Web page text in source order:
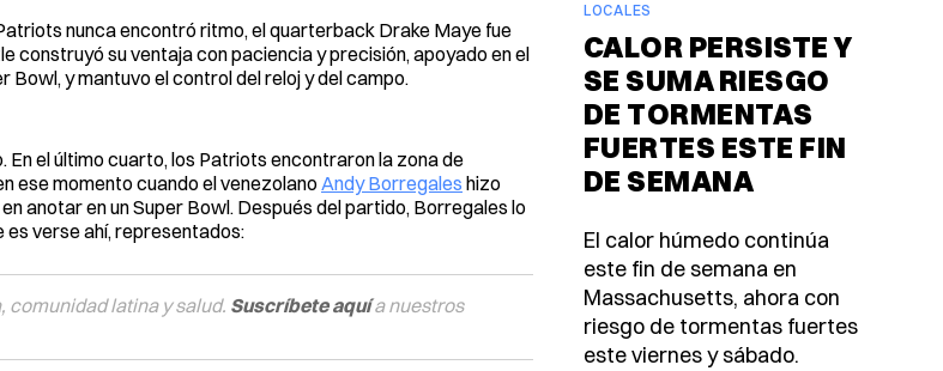
nunca encontró ritmo, el quarterback Drake Maye fue
construyó su ventaja con paciencia y precisión, apoyado en el
Bowl, y mantuvo el control del reloj y del campo.
el último cuarto, los Patriots encontraron la zona de
ese momento cuando el venezolano Andy Borregales hizo
anotar en un Super Bowl. Después del partido, Borregales lo
es verse ahí, representados:
comunidad latina y salud. Suscríbete aquía nuestros
LOCALES
CALOR PERSISTE Y
SE SUMA RIESGO
DE TORMENTAS
FUERTES ESTE FIN
DE SEMANA
El calor húmedo continúa
este fin de semana en
Massachusetts, ahora con
riesgo de tormentas fuertes
este viernes y sábado.